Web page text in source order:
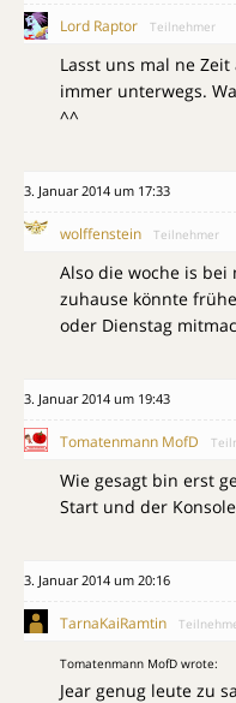
Lord Raptor Teilnehmer
Lasst uns mal ne
immer unterwegs.
^^
3. Januar 2014 um 17:33
wolffenstein Teilnehmer
Also die woche is
zuhause könnte
oder Dienstag
3. Januar 2014 um 19:43
Tomatenmann MofD
Wie gesagt bin erst
Start und der Konsole
3. Januar 2014 um 20:16
TarnaKaiRamtin
Tomatenmann MofD wrote:
Jear genug leute zu